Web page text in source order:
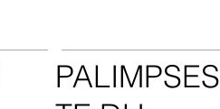
PALIMPSES